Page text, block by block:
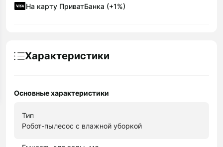
На карту ПриватБанка (+1%)
Характеристики
Основные характеристики
Тип
Робот-пылесос с влажной уборкой